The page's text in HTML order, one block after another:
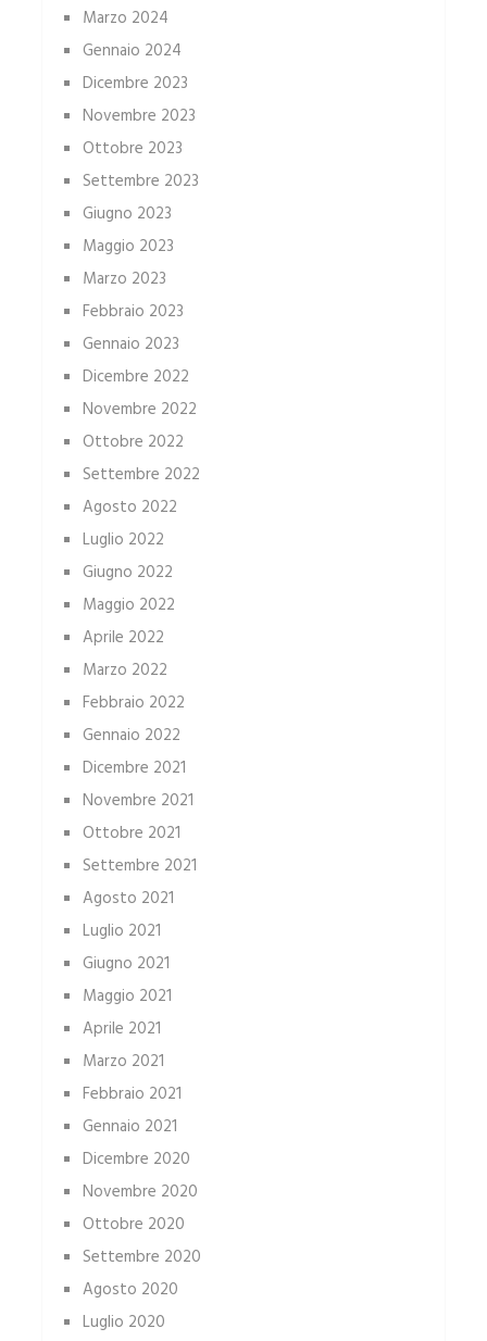
Marzo 2024
Gennaio 2024
Dicembre 2023
Novembre 2023
Ottobre 2023
Settembre 2023
Giugno 2023
Maggio 2023
Marzo 2023
Febbraio 2023
Gennaio 2023
Dicembre 2022
Novembre 2022
Ottobre 2022
Settembre 2022
Agosto 2022
Luglio 2022
Giugno 2022
Maggio 2022
Aprile 2022
Marzo 2022
Febbraio 2022
Gennaio 2022
Dicembre 2021
Novembre 2021
Ottobre 2021
Settembre 2021
Agosto 2021
Luglio 2021
Giugno 2021
Maggio 2021
Aprile 2021
Marzo 2021
Febbraio 2021
Gennaio 2021
Dicembre 2020
Novembre 2020
Ottobre 2020
Settembre 2020
Agosto 2020
Luglio 2020